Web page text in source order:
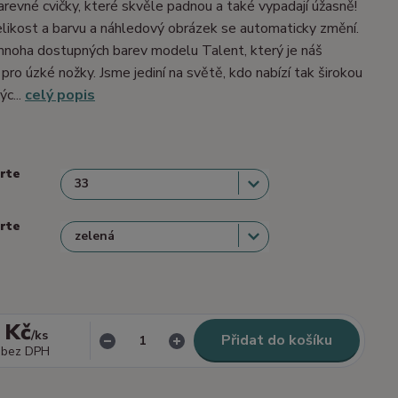
cvičky, které skvěle padnou a také vypadají úžasně!
a barvu a náhledový obrázek se automaticky změní.
dostupných barev modelu Talent, který je náš
úzké nožky. Jsme jediní na světě, kdo nabízí tak širokou
celý popis
/ks
bez DPH
Přidat do košíku